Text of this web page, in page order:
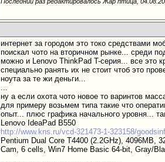
интернет за городом это токо средствами
поискал чото на вторичном рынке... среди
можно и Lenovo ThinkPad T-серия... все это
специально ранять их не стоит чтоб это
ноута за те жи деньги...
...
ну а если охота чото новое то варинтов
для примеру возьмем типа такие что
опыт... плюс графика начального уровня...
Lenovo IdeaPad B550
http://www.kns.ru/vcd-321473-1-323158/
Pentium Dual Core T4400 (2.2GHz), 4096MB,
Cam, 6 cells, Win7 Home Basic 64-bit, Gray/